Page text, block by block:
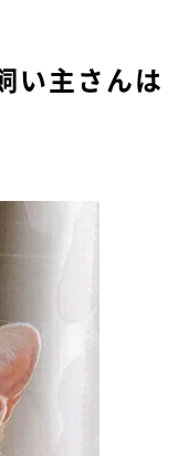
い主さんは